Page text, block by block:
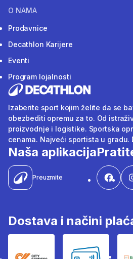
O NAMA
Prodavnice
Decathlon Karijere
Eventi
Program lojalnosti
Izaberite sport kojim želite da se
obezbediti opremu za to. Od
proizvodnje i logistike. Sportska
cenama. Najveći sportista u gradu.
Naša aplikacija
Preuzmite
Dostava i načini